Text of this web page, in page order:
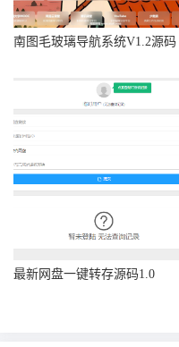
南图毛玻璃导航系统V1.2源码
最新网盘一键转存源码1.0